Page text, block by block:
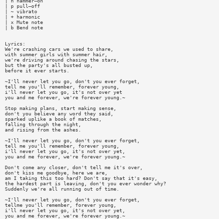
| p pull—off
| ~ vibrato
| + harmonic
| x Mute note
| b Bend note
Lyrics:
We're crashing cars we used to share,
with summer girls with summer hair,
we're driving around chasing the stars,
but the party's all busted up,
before it ever starts.
~I'll never let you go, don't you ever forget,
tell me you'll remember, forever young,
i'll never let you go, it's not over yet
you and me forever, we're forever young.~
Stop making plans, start making sense,
don't you believe any word they said,
sparked uplike a book of matches,
falling through the night,
and rising from the ashes.
~I'll never let you go, don't you ever forget,
tell me you'll remember, forever young,
i'll never let you go, it's not over yet,
you and me forever, we're forever young.~
Don't come any closer, don't tell me it's over,
don't kiss me goodbye, here we are,
am I taking this too hard? Don't say that it's easy,
the hardest part is leaving, don't you ever wonder why?
Suddenly we're all running out of time.
~I'll never let you go, don't you ever forget,
tellme you'll remember, forever young,
i'll never let you go, it's not over yet,
you and me forever, we're forever young.~